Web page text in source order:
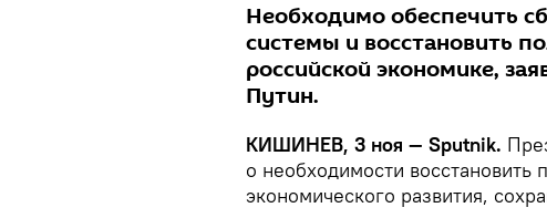
Необходимо обеспечить
системы и восстановить
российской экономике,
Путин.
КИШИНЕВ, 3 ноя — Sputnik.
о необходимости
экономического развития,